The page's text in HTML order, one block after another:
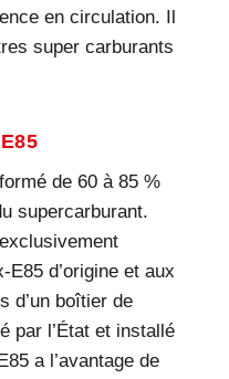
en circulation. Il
super carburants
de 60 à 85 %
supercarburant.
d’origine et aux
d’un boîtier de
par l’État et installé
a l’avantage de